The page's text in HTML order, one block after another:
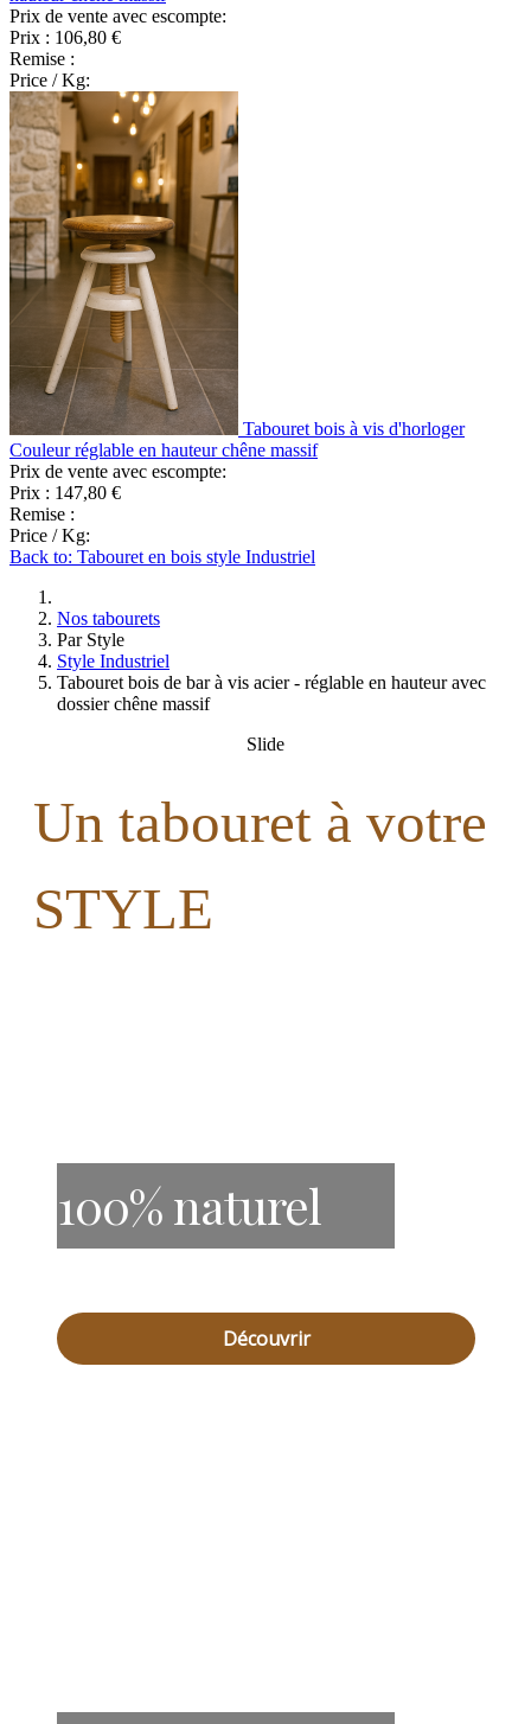
Prix de vente avec escompte:
Prix : 106,80 €
Remise :
Price / Kg:
Tabouret bois à vis d'horloger
Couleur réglable en hauteur chêne massif
Prix de vente avec escompte:
Prix : 147,80 €
Remise :
Price / Kg:
Back to: Tabouret en bois style Industriel
Nos tabourets
Par Style
Style Industriel
Tabouret bois de bar à vis acier - réglable en hauteur avec
dossier chêne massif
Slide
Un tabouret à votre
STYLE
100% naturel
Découvrir